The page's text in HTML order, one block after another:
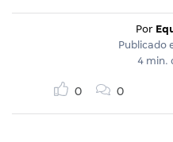
Por
Publicado
4 min.
0 0